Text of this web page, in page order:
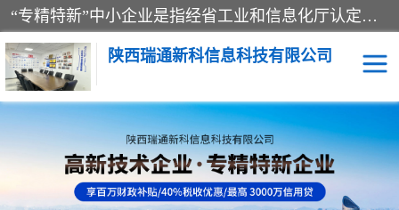
“专精特新”中小企业是指经省工业和信息化厅认定，专注于细分市场、掌握关键核心技术、创新能力强、市场占有率高、质量效益优，在专业化、精细化、特色化、新颖化等方面表现突出的中小企业。
陕西瑞通新科信息科技有限公司